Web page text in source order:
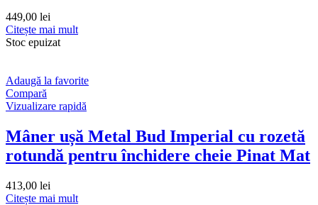
449,00 lei
Citește mai mult
Stoc epuizat
Adaugă la favorite
Compară
Vizualizare rapidă
Mâner ușă Metal Bud Imperial cu rozetă
rotundă pentru închidere cheie Pinat Mat
413,00 lei
Citește mai mult